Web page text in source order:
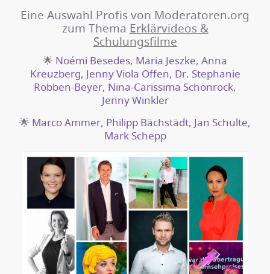
Eine Auswahl Profis von Moderatoren.org
zum Thema Erklärvideos &
Schulungsfilme
🌟 Noémi Besedes, Maria Jeszke, Anna
Kreuzberg, Jenny Viola Offen, Dr. Stephanie
Robben-Beyer, Nina-Carissima Schönrock,
Jenny Winkler
🌟 Marco Ammer, Philipp Bächstädt, Jan Schulte,
Mark Schepp